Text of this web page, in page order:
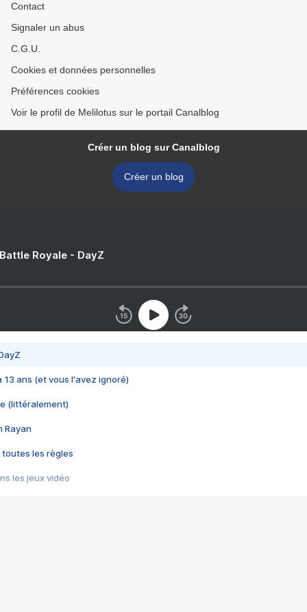
Contact
Signaler un abus
C.G.U.
Cookies et données personnelles
Préférences cookies
Voir le profil de Melilotus sur le portail Canalblog
Créer un blog sur Canalblog
Créer un blog
Royale - DayZ
13 ans (et vous l'avez ignoré)
(littéralement)
Rayan
toutes les règles
les jeux vidéo